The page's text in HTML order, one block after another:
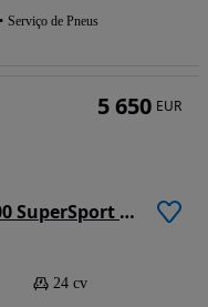
Serviço de Pneus
Vespa GTS Super Vespa GTS 300 SuperSport HPE ABS/ASR
24 cv
5 650 EUR